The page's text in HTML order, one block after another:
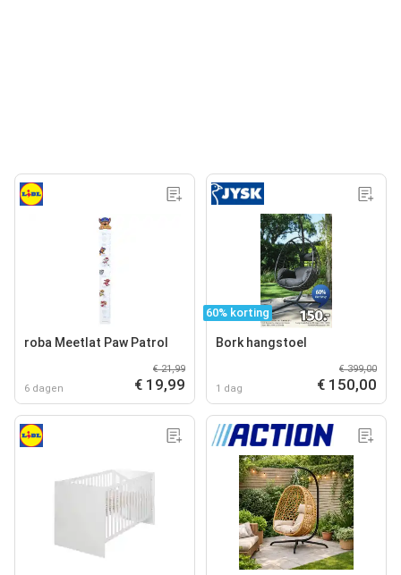
roba Meetlat Paw Patrol
6 dagen
€ 21,99
€ 19,99
60% korting
Bork hangstoel
1 dag
€ 399,00
€ 150,00